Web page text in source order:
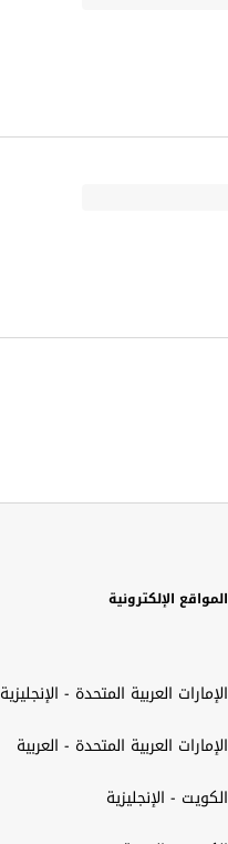
المواقع الإلكترونية
الإمارات العربية المتحدة - الإنجليزية
الإمارات العربية المتحدة - العربية
الكويت - الإنجليزية